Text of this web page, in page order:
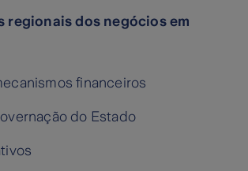
regionais dos negócios em
financeiros
do Estado